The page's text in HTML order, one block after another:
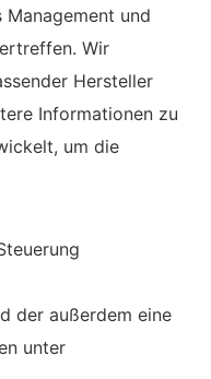
und
Wir
Hersteller
Informationen zu
um die
der außerdem eine
unter